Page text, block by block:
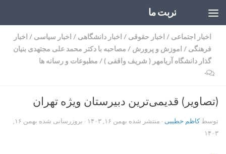
تربت ما
اخبار اجتماعی / اخبار حقوقی / اخبار دانشگاهی / اخبار سیاسی / اخبار
فرهنگی / اموزش و پرورش / مصاحبه با دکتر محمد علی مجتهدی بنیان
گذار دانشگاه آریامهر ( شریف واقفی )/ مطبوعات و رسانه ها
۰
(تصاویر) قدیمی‌ترین دبیرستان ویژه تهران
توسطکاظم خطیبی · منتشر شده بهمن ۱۶, ۱۴۰۳ · بروزرسانی شده
بهمن ۱۶,
۱۴۰۳